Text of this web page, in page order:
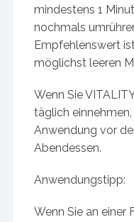
mindestens 1
nochmals
Empfehlenswert
möglichst leeren
Wenn Sie
täglich
Anwendung vor
Abendessen.
Anwendungstipp:
Wenn Sie an einer